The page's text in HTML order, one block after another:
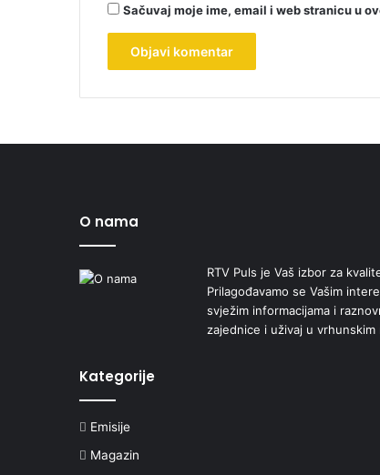
Sačuvaj moje ime, email i web stranicu u
O nama
RTV Puls je Vaš izbor za
Prilagođavamo se Vašim
svježim informacijama i
zajednice i uživaj u vrhunskim
Kategorije
Emisije
Magazin